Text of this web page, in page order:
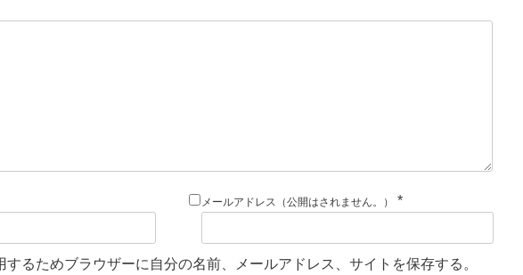
メールアドレス（公開はされません。） *
するためブラウザーに自分の名前、メールアドレス、サイトを保存する。